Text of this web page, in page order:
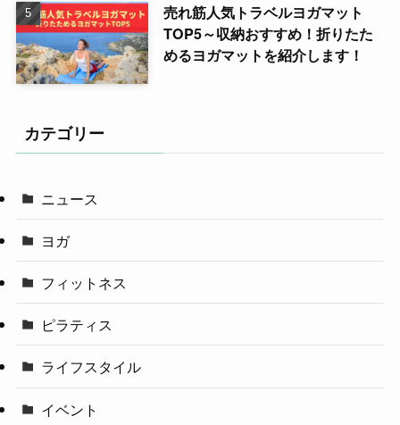
売れ筋人気トラベルヨガマット
TOP5～収納おすすめ！折りたた
めるヨガマットを紹介します！
カテゴリー
ニュース
ヨガ
フィットネス
ピラティス
ライフスタイル
イベント